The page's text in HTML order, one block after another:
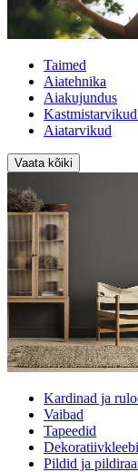
Taimed
Aiatehnika
Aiakujundus
Aiatarvikud
Vaata kõiki
Kardinad ja
Vaibad
Tapeedid
Pildid ja